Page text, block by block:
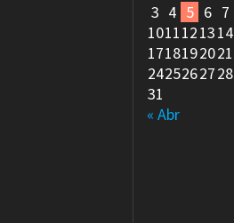
3 4 5 6 7
1011121314
1718192021
2425262728
31
« Abr